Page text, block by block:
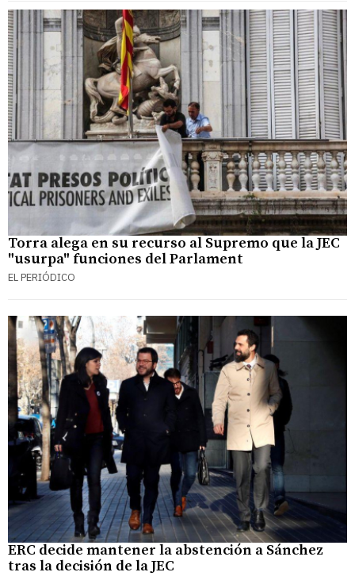
Torra alega en su recurso al Supremo que la JEC
"usurpa" funciones del Parlament
EL PERIÓDICO
ERC decide mantener la abstención a Sánchez
tras la decisión de la JEC